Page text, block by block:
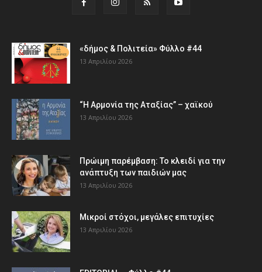
«δήμος & Πολιτεία» Φύλλο #44
13 Απριλίου 2026
“Η Αρμονία της Αταξίας” – χαϊκού
13 Απριλίου 2026
Πρώιμη παρέμβαση: Το κλειδί για την
ανάπτυξη των παιδιών µας
13 Απριλίου 2026
Μικροί στόχοι, μεγάλες επιτυχίες
13 Απριλίου 2026